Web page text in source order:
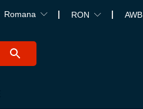
Romana RON